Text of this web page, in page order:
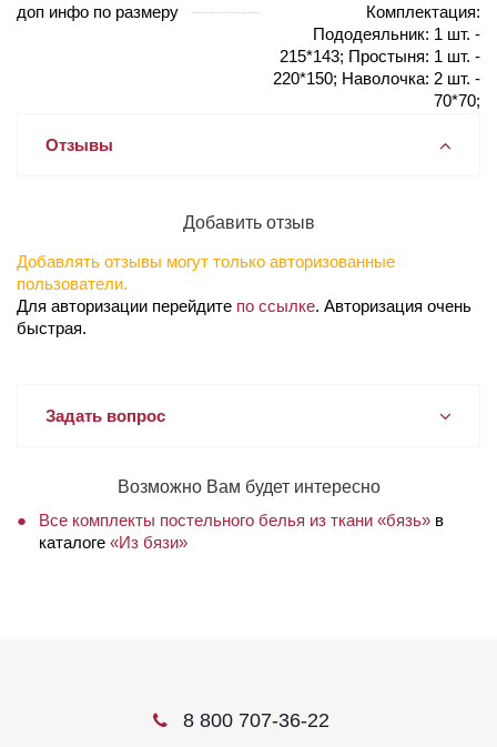
доп инфо по размеру
Комплектация:
Пододеяльник: 1 шт. -
215*143; Простыня: 1 шт. -
220*150; Наволочка: 2 шт. -
70*70;
Отзывы
Добавить отзыв
Добавлять отзывы могут только авторизованные
пользователи.
Для авторизации перейдите по ссылке. Авторизация очень
быстрая.
Задать вопрос
Возможно Вам будет интересно
Все комплекты постельного белья из ткани «бязь» в
каталоге «Из бязи»
8 800 707-36-22